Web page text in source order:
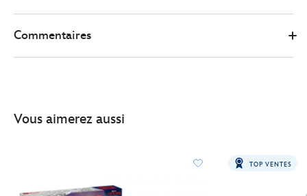
entre-
spider-
set-
Commentaires
Vous aimerez aussi
TOP VENTES